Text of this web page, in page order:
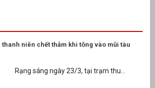
thanh niên chết thảm khi tông vào mũi tàu
Rạng sáng ngày 23/3, tại trạm thu...